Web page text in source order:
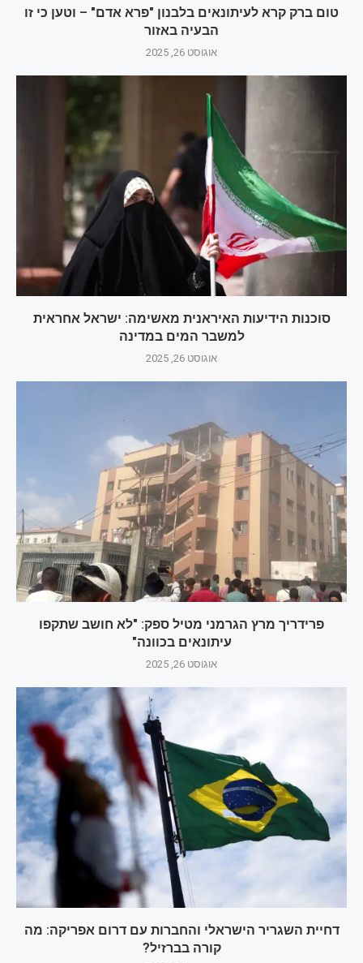
טום ברק קרא לעיתונאים בלבנון "פרא אדם" – וטען כי זו
הבעיה באזור
אוגוסט 26, 2025
סוכנות הידיעות האיראנית מאשימה: ישראל אחראית
למשבר המים במדינה
אוגוסט 26, 2025
פרידריך מרץ הגרמני מטיל ספק: "לא חושב שתקפו
עיתונאים בכוונה"
אוגוסט 26, 2025
דחיית השגריר הישראלי והחברות עם דרום אפריקה: מה
קורה בברזיל?